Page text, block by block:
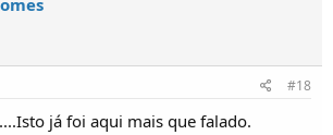
#18
já foi aqui mais que falado.